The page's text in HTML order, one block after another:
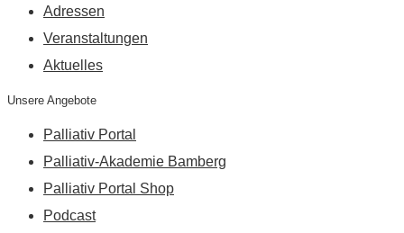
Adressen
Veranstaltungen
Aktuelles
Unsere Angebote
Palliativ Portal
Palliativ-Akademie Bamberg
Palliativ Portal Shop
Podcast